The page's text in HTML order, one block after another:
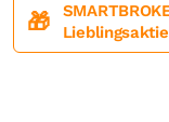
🎁